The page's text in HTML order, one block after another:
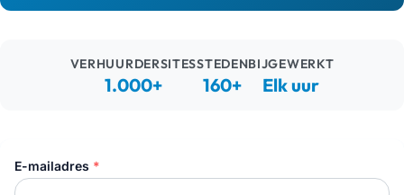
VERHUURDERSITES
1.000+
STEDEN
160+
BIJGEWERKT
Elk uur
E-mailadres *